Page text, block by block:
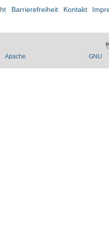
Barrierefreiheit Kontakt
Apache GNU